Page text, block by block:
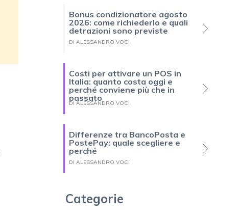
Bonus condizionatore agosto
2026: come richiederlo e quali
detrazioni sono previste
DI ALESSANDRO VOCI
Costi per attivare un POS in
Italia: quanto costa oggi e
perché conviene più che in
passato
DI ALESSANDRO VOCI
Differenze tra BancoPosta e
PostePay: quale scegliere e
perché
DI ALESSANDRO VOCI
Categorie